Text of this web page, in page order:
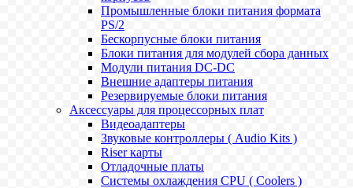
Промышленные блоки питания формата
PS/2
Бескорпусные блоки питания
Блоки питания для модулей сбора данных
Модули питания DC-DC
Внешние адаптеры питания
Резервируемые блоки питания
Аксессуары для процессорных плат
Видеоадаптеры
Звуковые контроллеры ( Audio Kits )
Riser карты
Отладочные платы
Системы охлаждения CPU ( Coolers )